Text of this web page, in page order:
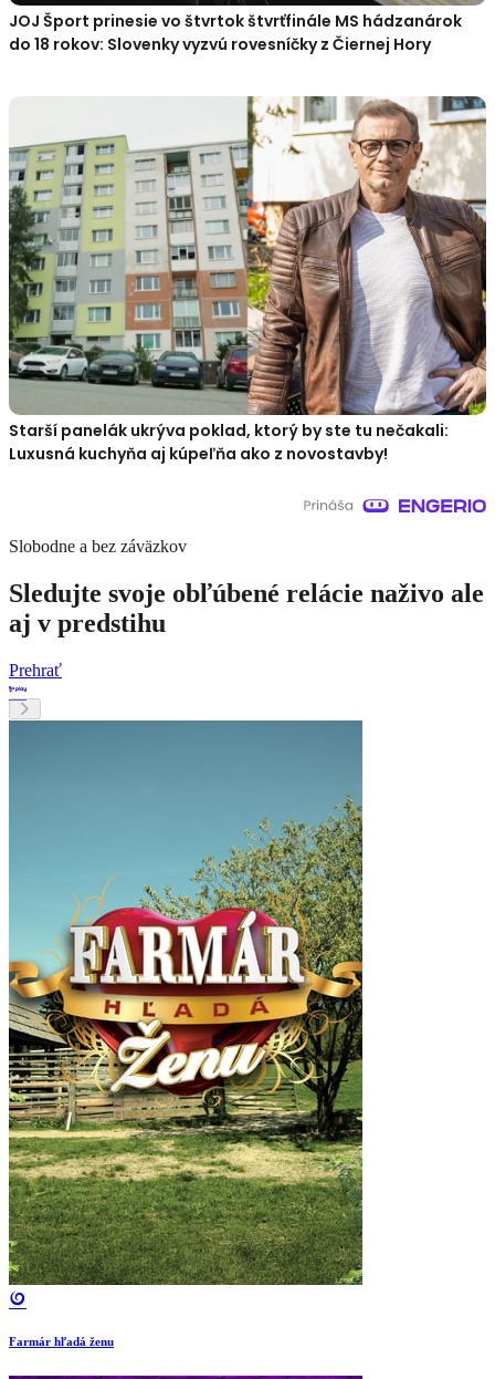
JOJ Šport prinesie vo štvrtok štvrťfinále MS hádzanárok
do 18 rokov: Slovenky vyzvú rovesníčky z Čiernej Hory
Starší panelák ukrýva poklad, ktorý by ste tu nečakali:
Luxusná kuchyňa aj kúpeľňa ako z novostavby!
Slobodne a bez záväzkov
Sledujte svoje obľúbené relácie naživo ale
aj v predstihu
Prehrať
Farmár hľadá ženu